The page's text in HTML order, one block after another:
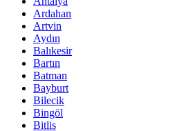
Ardahan
Artvin
Aydın
Balıkesir
Bartın
Batman
Bayburt
Bilecik
Bingöl
Bitlis